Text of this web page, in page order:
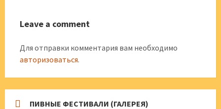
Leave a comment
Для отправки комментария вам необходимо
авторизоваться.
ПИВНЫЕ ФЕСТИВАЛИ (ГАЛЕРЕЯ)